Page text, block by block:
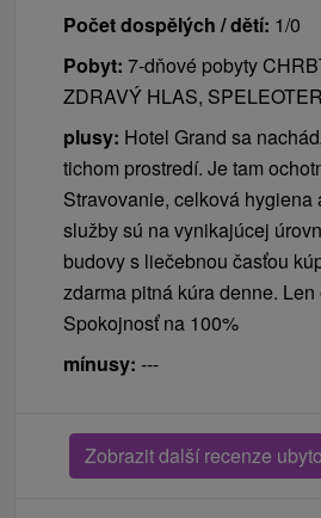
Počet dospělých / dětí: 1/0
Pobyt: 7-dňové pobyty
ZDRAVÝ HLAS,
plusy: Hotel Grand sa
tichom prostredí. Je tam
Stravovanie, celková hygiena
služby sú na vynikajúcej
budovy s liečebnou časťou
zdarma pitná kúra denne.
Spokojnosť na 100%
mínusy: ---
Zobrazit další recenze